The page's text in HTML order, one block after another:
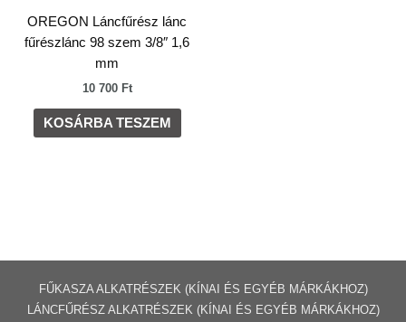
OREGON Láncfűrész lánc
fűrészlánc 98 szem 3/8″ 1,6
mm
10 700 Ft
KOSÁRBA TESZEM
FŰKASZA ALKATRÉSZEK (KÍNAI ÉS EGYÉB MÁRKÁKHOZ)
LÁNCFŰRÉSZ ALKATRÉSZEK (KÍNAI ÉS EGYÉB MÁRKÁKHOZ)